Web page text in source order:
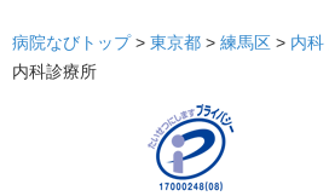
病院なびトップ > 東京都 > 練馬区 > 内科
内科診療所